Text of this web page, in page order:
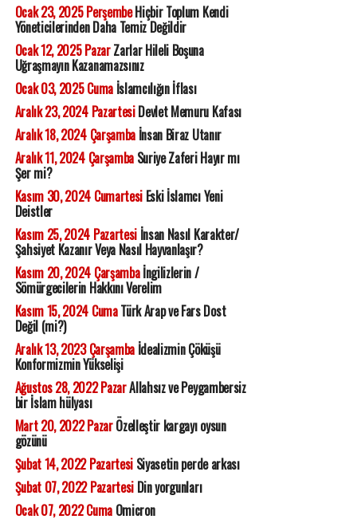
Ocak 23, 2025 PerşembeHiçbir Toplum Kendi
Yöneticilerinden Daha Temiz Değildir
Ocak 12, 2025 PazarZarlar Hileli Boşuna
Uğraşmayın Kazanamazsınız
Ocak 03, 2025 Cumaİslamcılığın İflası
Aralık 23, 2024 PazartesiDevlet Memuru Kafası
Aralık 18, 2024 Çarşambaİnsan Biraz Utanır
Aralık 11, 2024 ÇarşambaSuriye Zaferi Hayır mı
Şer mi?
Kasım 30, 2024 CumartesiEski İslamcı Yeni
Deistler
Kasım 25, 2024 Pazartesiİnsan Nasıl Karakter/
Şahsiyet Kazanır Veya Nasıl Hayvanlaşır?
Kasım 20, 2024 Çarşambaİngilizlerin /
Sömürgecilerin Hakkını Verelim
Kasım 15, 2024 CumaTürk Arap ve Fars Dost
Değil (mi?)
Aralık 13, 2023 Çarşambaİdealizmin Çöküşü
Konformizmin Yükselişi
Ağustos 28, 2022 PazarAllahsız ve Peygambersiz
bir İslam hülyası
Mart 20, 2022 PazarÖzelleştir kargayı oysun
gözünü
Şubat 14, 2022 PazartesiSiyasetin perde arkası
Şubat 07, 2022 PazartesiDin yorgunları
Ocak 07, 2022 CumaOmicron